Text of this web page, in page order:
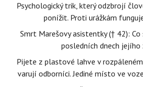
Psychologický trik, který odzbrojí
ponížit. Proti urážkám
Smrt Marešovy asistentky († 42):
posledních dnech
Pijete z plastové lahve v
varují odborníci. Jediné místo ve